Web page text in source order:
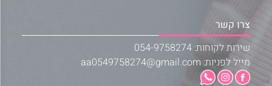
צרו קשר
שירות לקוחות: 054-9758274
מייל לפניות: aa0549758274@gmail.com